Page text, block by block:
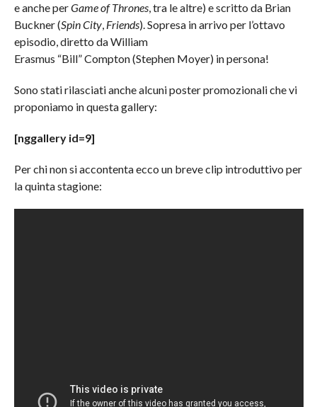
e anche perGame of Thrones, tra le altre) e scritto da Brian
Buckner (Spin City, Friends). Sopresa in arrivo per l’ottavo
episodio, diretto da William
Erasmus “Bill” Compton (Stephen Moyer) in persona!
Sono stati rilasciati anche alcuni poster promozionali che vi
proponiamo in questa gallery:
[nggallery id=9]
Per chi non si accontenta ecco un breve clip introduttivo per
la quinta stagione: